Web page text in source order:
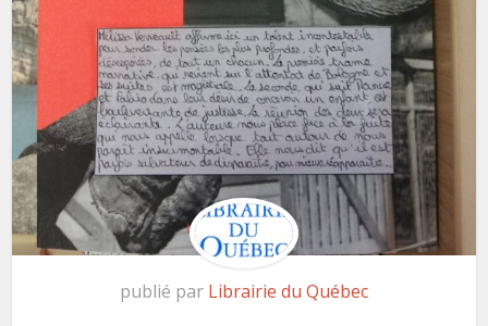
publié par Librairie du Québec